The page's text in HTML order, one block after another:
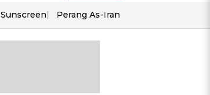
Sunscreen Perang As-Iran